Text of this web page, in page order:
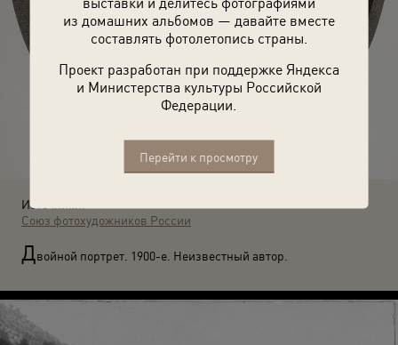
из домашних альбомов — давайте вместе
составлять фотолетопись страны.
Проект разработан при поддержке Яндекса
и Министерства культуры Российской
Федерации.
Перейти к просмотру
Источники:
Союз фотохудожников России
Двойной портрет. 1900-е. Неизвестный автор.